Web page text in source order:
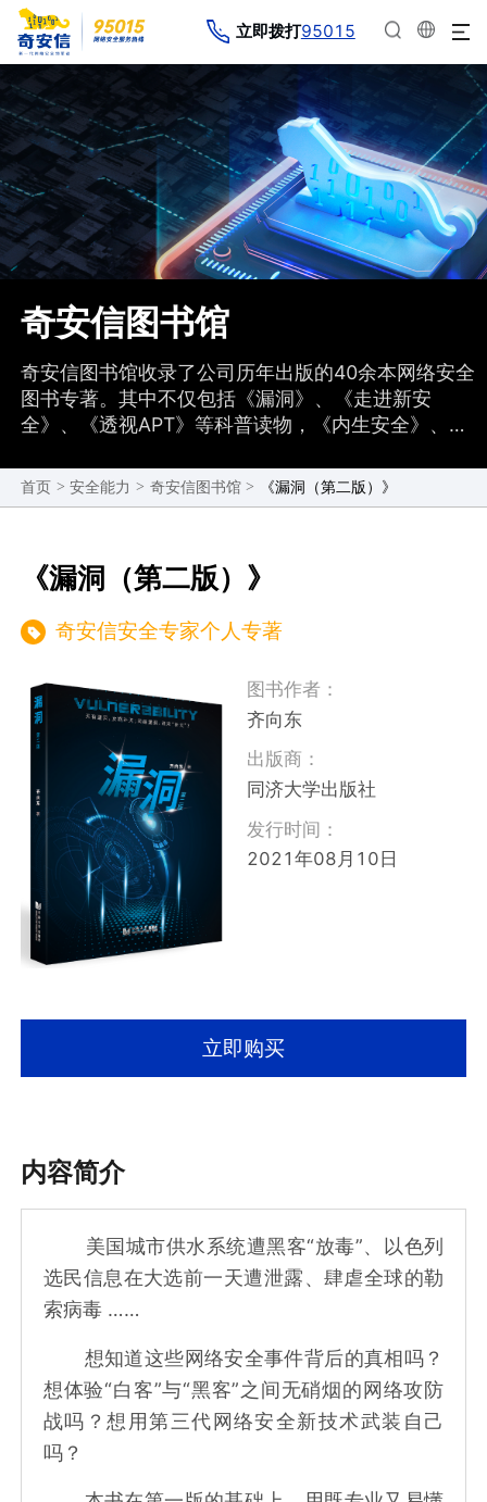
立即拨打95015
奇安信图书馆
奇安信图书馆收录了公司历年出版的40余本网络安全
图书专著。其中不仅包括《漏洞》、《走进新安
全》、《透视APT》等科普读物，《内生安全》、
等实战读物，还包括高校教材、认证培训、海外专著
翻译等图书。奇安信自编月刊《网安26号院》可以在
首页 > 安全能力 > 奇安信图书馆 > 《漏洞（第二版）》
《漏洞（第二版）》
奇安信安全专家个人专著
图书作者：
齐向东
出版商：
同济大学出版社
发行时间：
2021年08月10日
立即购买
内容简介
美国城市供水系统遭黑客“放毒”、以色列
选民信息在大选前一天遭泄露、肆虐全球的勒
索病毒 ……
想知道这些网络安全事件背后的真相吗？
想体验“白客”与“黑客”之间无硝烟的网络攻防
战吗？想用第三代网络安全新技术武装自己
吗？